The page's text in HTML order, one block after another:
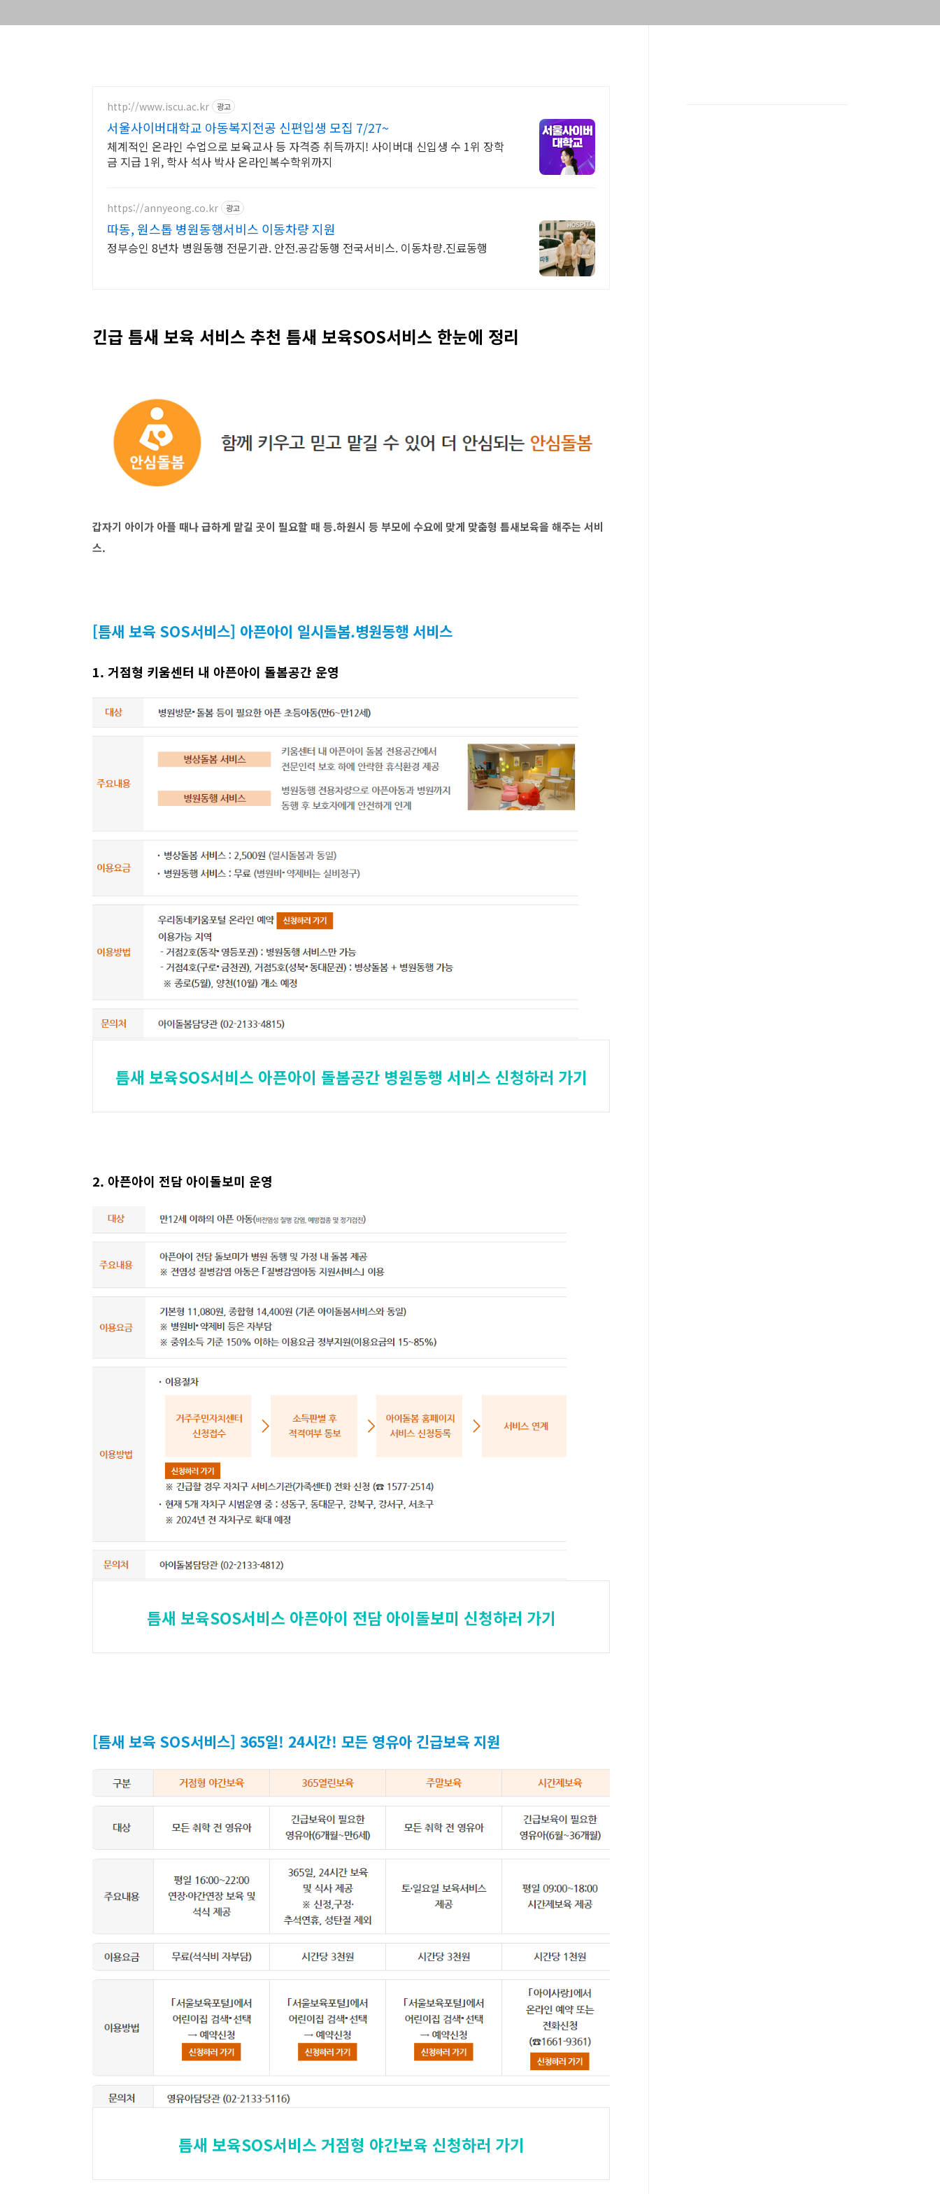
http://www.iscu.ac.kr 광고
서울사이버대학교 아동복지전공 신편입생 모집 7/27~
체계적인 온라인 수업으로 보육교사 등 자격증 취득까지! 사이버대 신입생 수 1위 장학
금 지급 1위, 학사 석사 박사 온라인복수학위까지
https://annyeong.co.kr 광고
따동, 원스톱 병원동행서비스 이동차량 지원
정부승인 8년차 병원동행 전문기관. 안전.공감동행 전국서비스. 이동차량.진료동행
긴급 틈새 보육 서비스 추천 틈새 보육SOS서비스 한눈에 정리
갑자기 아이가 아플 때나 급하게 맡길 곳이 필요할 때 등.하원시 등 부모에 수요에 맞게 맞춤형 틈새보육을 해주는 서비
스.
[틈새 보육 SOS서비스] 아픈아이 일시돌봄.병원동행 서비스
1. 거점형 키움센터 내 아픈아이 돌봄공간 운영
틈새 보육SOS서비스 아픈아이 돌봄공간 병원동행 서비스 신청하러 가기
2. 아픈아이 전담 아이돌보미 운영
틈새 보육SOS서비스 아픈아이 전담 아이돌보미 신청하러 가기
[틈새 보육 SOS서비스] 365일! 24시간! 모든 영유아 긴급보육 지원
틈새 보육SOS서비스 거점형 야간보육 신청하러 가기